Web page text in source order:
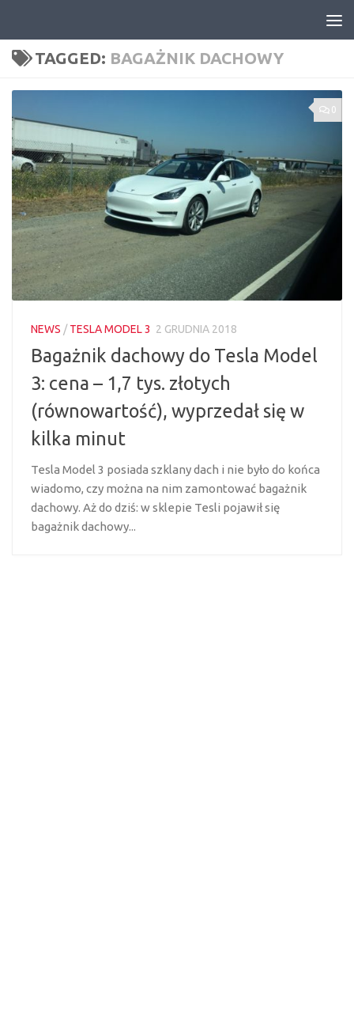
TAGGED: BAGAŻNIK DACHOWY
0
NEWS /TESLA MODEL 3 2 GRUDNIA 2018
Bagażnik dachowy do Tesla Model
3: cena – 1,7 tys. złotych
(równowartość), wyprzedał się w
kilka minut
Tesla Model 3 posiada szklany dach i nie było do końca
wiadomo, czy można na nim zamontować bagażnik
dachowy. Aż do dziś: w sklepie Tesli pojawił się
bagażnik dachowy...